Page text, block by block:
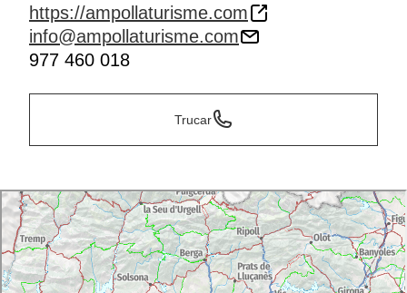
https://ampollaturisme.com
info@ampollaturisme.com
977 460 018
Trucar